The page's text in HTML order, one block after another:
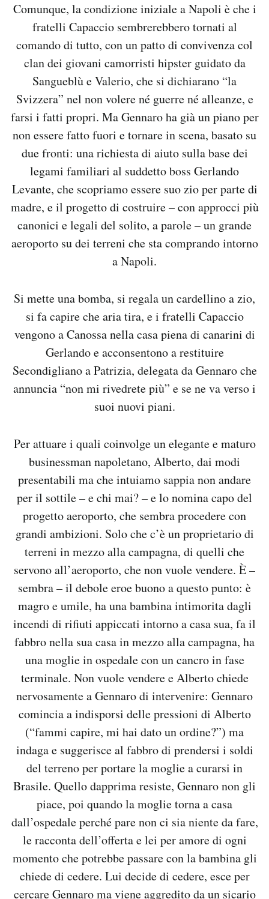
Comunque, la condizione iniziale a Napoli è che i
fratelli Capaccio sembrerebbero tornati al
comando di tutto, con un patto di convivenza col
clan dei giovani camorristi hipster guidato da
Sangueblù e Valerio, che si dichiarano “la
Svizzera” nel non volere né guerre né alleanze, e
farsi i fatti propri. Ma Gennaro ha già un piano per
non essere fatto fuori e tornare in scena, basato su
due fronti: una richiesta di aiuto sulla base dei
legami familiari al suddetto boss Gerlando
Levante, che scopriamo essere suo zio per parte di
madre, e il progetto di costruire – con approcci più
canonici e legali del solito, a parole – un grande
aeroporto su dei terreni che sta comprando intorno
a Napoli.
Si mette una bomba, si regala un cardellino a zio,
si fa capire che aria tira, e i fratelli Capaccio
vengono a Canossa nella casa piena di canarini di
Gerlando e acconsentono a restituire
Secondigliano a Patrizia, delegata da Gennaro che
annuncia “non mi rivedrete più” e se ne va verso i
suoi nuovi piani.
Per attuare i quali coinvolge un elegante e maturo
businessman napoletano, Alberto, dai modi
presentabili ma che intuiamo sappia non andare
per il sottile – e chi mai? – e lo nomina capo del
progetto aeroporto, che sembra procedere con
grandi ambizioni. Solo che c’è un proprietario di
terreni in mezzo alla campagna, di quelli che
servono all’aeroporto, che non vuole vendere. È –
sembra – il debole eroe buono a questo punto: è
magro e umile, ha una bambina intimorita dagli
incendi di rifiuti appiccati intorno a casa sua, fa il
fabbro nella sua casa in mezzo alla campagna, ha
una moglie in ospedale con un cancro in fase
terminale. Non vuole vendere e Alberto chiede
nervosamente a Gennaro di intervenire: Gennaro
comincia a indisporsi delle pressioni di Alberto
(“fammi capire, mi hai dato un ordine?”) ma
indaga e suggerisce al fabbro di prendersi i soldi
del terreno per portare la moglie a curarsi in
Brasile. Quello dapprima resiste, Gennaro non gli
piace, poi quando la moglie torna a casa
dall’ospedale perché pare non ci sia niente da fare,
le racconta dell’offerta e lei per amore di ogni
momento che potrebbe passare con la bambina gli
chiede di cedere. Lui decide di cedere, esce per
cercare Gennaro ma viene aggredito da un sicario